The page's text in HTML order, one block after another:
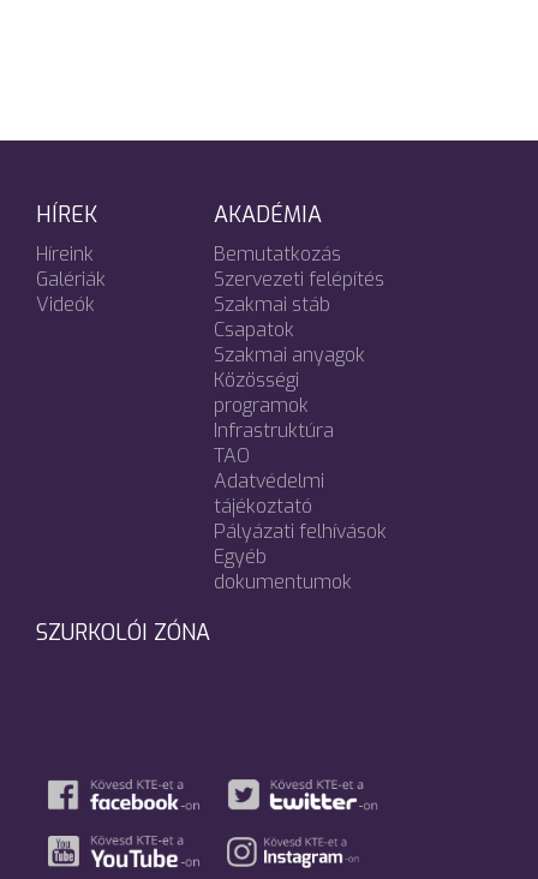
HÍREK
Híreink
Galériák
Videók
AKADÉMIA
Bemutatkozás
Szervezeti felépítés
Szakmai stáb
Csapatok
Szakmai anyagok
Közösségi
programok
Infrastruktúra
TAO
Adatvédelmi
tájékoztató
Pályázati felhívások
Egyéb
dokumentumok
SZURKOLÓI ZÓNA